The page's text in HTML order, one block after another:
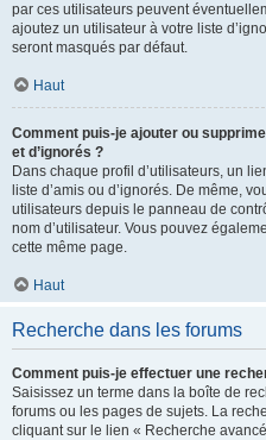
par ces utilisateurs peuvent
ajoutez un utilisateur à votre liste
seront masqués par défaut.
Haut
Comment puis-je ajouter ou
et d’ignorés ?
Dans chaque profil d’utilisateurs, un
liste d’amis ou d’ignorés. De même,
utilisateurs depuis le panneau de
nom d’utilisateur. Vous pouvez
cette même page.
Haut
Recherche dans les forums
Comment puis-je effectuer une
Saisissez un terme dans la boîte de
forums ou les pages de sujets. La
cliquant sur le lien « Recherche